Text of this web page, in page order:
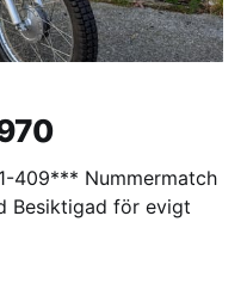
409*** Nummermatch
Besiktigad för evigt